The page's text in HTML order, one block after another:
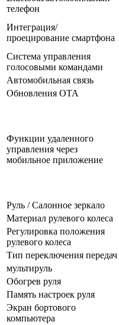
телефон
Интеграция/
проецирование смартфона
Система управления
голосовыми командами
Автомобильная связь
Обновления OTA
Функции удаленного
управления через
мобильное приложение
Руль / Салонное зеркало
Материал рулевого колеса
Регулировка положения
рулевого колеса
Тип переключения передач
мультируль
Обогрев руля
Память настроек руля
Экран бортового
компьютера